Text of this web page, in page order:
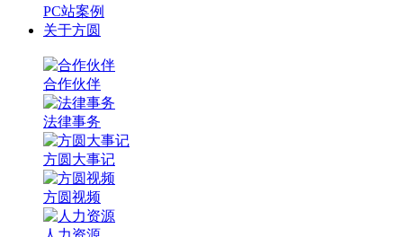
PC站案例
关于方圆
合作伙伴
法律事务
方圆大事记
方圆视频